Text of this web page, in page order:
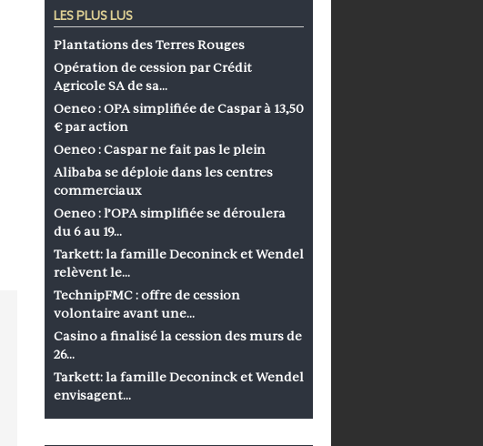
LES PLUS LUS
Plantations des Terres Rouges
Opération de cession par Crédit
Agricole SA de sa…
Oeneo : OPA simplifiée de Caspar à 13,50
€ par action
Oeneo : Caspar ne fait pas le plein
Alibaba se déploie dans les centres
commerciaux
Oeneo : l’OPA simplifiée se déroulera
du 6 au 19…
Tarkett: la famille Deconinck et Wendel
relèvent le…
TechnipFMC : offre de cession
volontaire avant une…
Casino a finalisé la cession des murs de
26…
Tarkett: la famille Deconinck et Wendel
envisagent…